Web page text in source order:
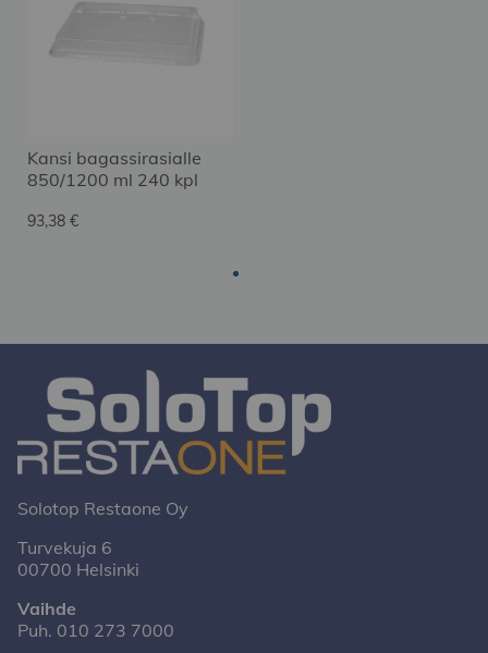
Kansi bagassirasialle
850/1200 ml 240 kpl
93,38 €
Solotop Restaone Oy
Turvekuja 6
00700 Helsinki
Vaihde
Puh. 010 273 7000